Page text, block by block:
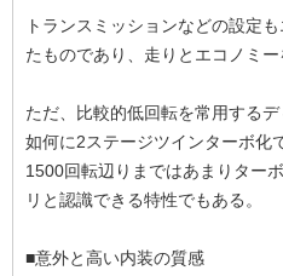
トランスミッションなどの設定
たものであり、走りとエコノミー
ただ、比較的低回転を常用する
如何に2ステージツインターボ化
1500回転辺りまではあまりター
リと認識できる特性でもある。
■意外と高い内装の質感